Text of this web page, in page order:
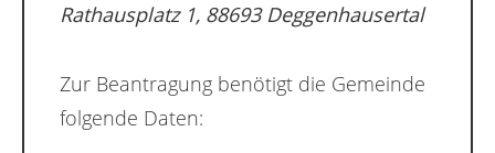
Rathausplatz 1, 88693 Deggenhausertal
Zur Beantragung benötigt die Gemeinde
folgende Daten: